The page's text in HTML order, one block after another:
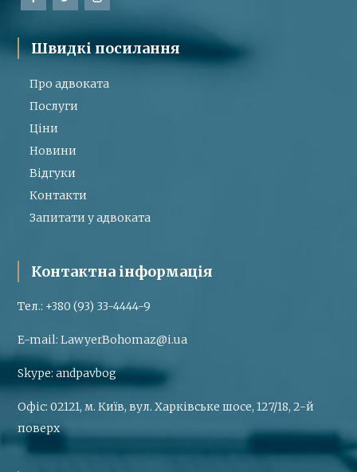
Швидкі посилання
Про адвоката
Послуги
Ціни
Новини
Відгуки
Контакти
Запитати у адвоката
Контактна інформація
Тел.: +380 (93) 33-4444-9
E-mail:LawyerBohomaz@i.ua
Skype:andpavbog
Офіс:02121, м. Київ, вул. Харківське шосе, 127/18, 2-й
поверх